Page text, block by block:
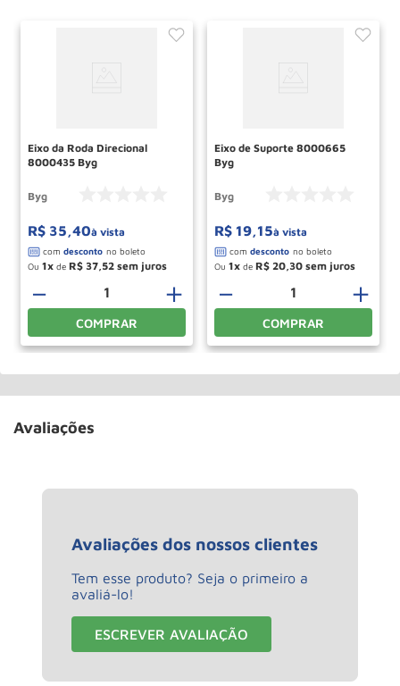
Eixo da Roda Direcional
8000435 Byg
Byg
R$ 35,40à vista
Ou 1 de R$ 37,52
＋
－
COMPRAR
Eixo de Suporte 8000665
Byg
Byg
R$ 19,15à vista
Ou 1 de R$ 20,30
＋
－
COMPRAR
Avaliações
Avaliações dos nossos clientes
Tem esse produto? Seja o primeiro a
avaliá-lo!
ESCREVER AVALIAÇÃO